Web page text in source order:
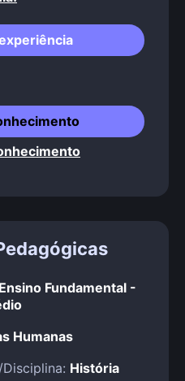
Ensino Fundamental -
Humanas
História